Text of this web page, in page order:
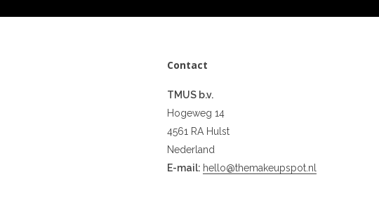
Contact
TMUS b.v.
Hogeweg 14
4561 RA Hulst
Nederland
E-mail: hello@themakeupspot.nl